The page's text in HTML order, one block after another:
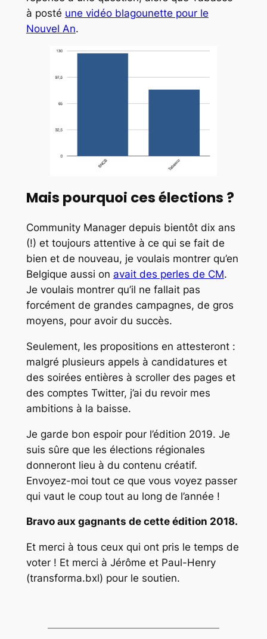
à posté une vidéo blagounette pour le
Nouvel An.
Mais pourquoi ces élections ?
Community Manager depuis bientôt dix ans
(!) et toujours attentive à ce qui se fait de
bien et de nouveau, je voulais montrer qu’en
Belgique aussi on avait des perles de CM.
Je voulais montrer qu’il ne fallait pas
forcément de grandes campagnes, de gros
moyens, pour avoir du succès.
Seulement, les propositions en attesteront :
malgré plusieurs appels à candidatures et
des soirées entières à scroller des pages et
des comptes Twitter, j’ai du revoir mes
ambitions à la baisse.
Je garde bon espoir pour l’édition 2019. Je
suis sûre que les élections régionales
donneront lieu à du contenu créatif.
Envoyez-moi tout ce que vous voyez passer
qui vaut le coup tout au long de l’année !
Bravo aux gagnants de cette édition 2018.
Et merci à tous ceux qui ont pris le temps de
voter ! Et merci à Jérôme et Paul-Henry
(transforma.bxl) pour le soutien.